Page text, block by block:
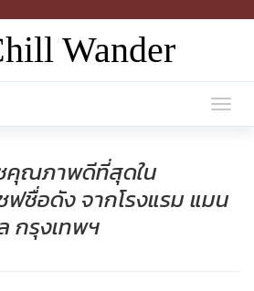
Wander
คุณภาพดีที่สุดใน
ฟชื่อดัง จากโรงแรม แมน
กรุงเทพฯ